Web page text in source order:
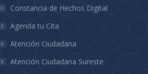
Constancia de Hechos Digital
Agenda tu Cita
Atención Ciudadana
Atención Ciudadana Sureste